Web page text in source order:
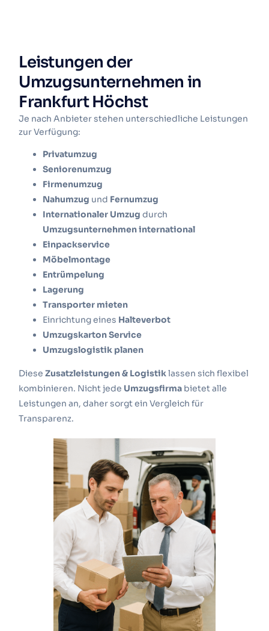
Leistungen der
Umzugsunternehmen in
Frankfurt Höchst
Je nach Anbieter stehen unterschiedliche Leistungen
zur Verfügung:
Privatumzug
Seniorenumzug
Firmenumzug
Nahumzug und Fernumzug
Internationaler Umzug durch
Umzugsunternehmen international
Einpackservice
Möbelmontage
Entrümpelung
Lagerung
Transporter mieten
Einrichtung eines Halteverbot
Umzugskarton Service
Umzugslogistik planen
DieseZusatzleistungen & Logistiklassen sich flexibel
kombinieren. Nicht jede Umzugsfirma bietet alle
Leistungen an, daher sorgt ein Vergleich für
Transparenz.